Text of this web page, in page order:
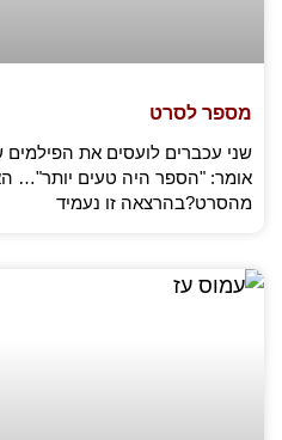
מספר לסרט
שני עכברים לועסים את
אומר: "הספר היה טעים יותר"…
מהסרט?בהרצאה זו נעמיד